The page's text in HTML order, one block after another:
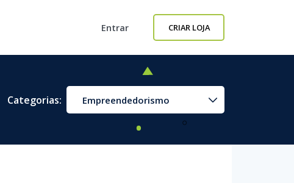
Entrar CRIAR LOJA
Categorias: Empreendedorismo